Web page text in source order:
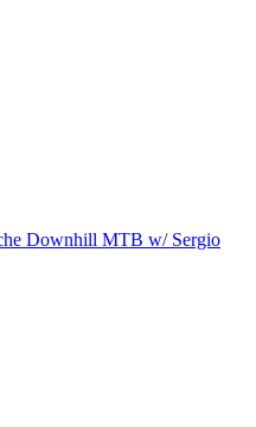
Downhill MTB w/ Sergio